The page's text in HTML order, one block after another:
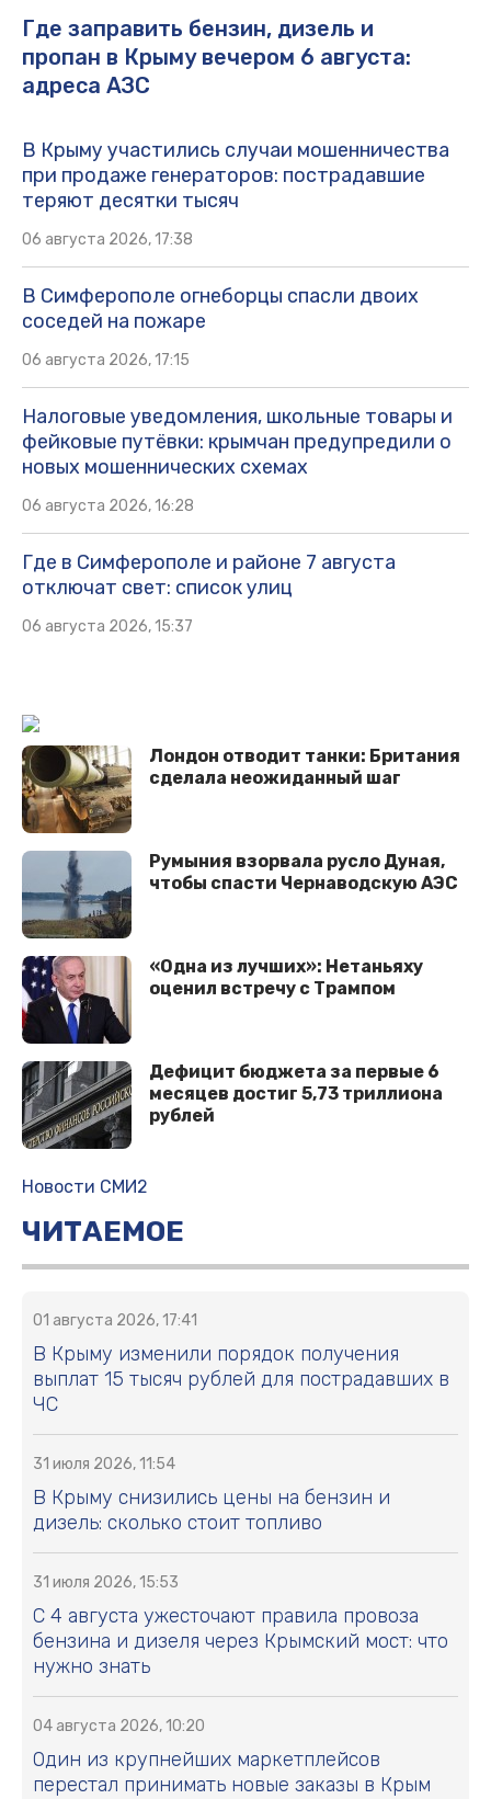
Где заправить бензин, дизель и
пропан в Крыму вечером 6 августа:
адреса АЗС
В Крыму участились случаи мошенничества
при продаже генераторов: пострадавшие
теряют десятки тысяч
06 августа 2026, 17:38
В Симферополе огнеборцы спасли двоих
соседей на пожаре
06 августа 2026, 17:15
Налоговые уведомления, школьные товары и
фейковые путёвки: крымчан предупредили о
новых мошеннических схемах
06 августа 2026, 16:28
Где в Симферополе и районе 7 августа
отключат свет: список улиц
06 августа 2026, 15:37
Лондон отводит танки: Британия
сделала неожиданный шаг
Румыния взорвала русло Дуная,
чтобы спасти Чернаводскую АЭС
«Одна из лучших»: Нетаньяху
оценил встречу с Трампом
Дефицит бюджета за первые 6
месяцев достиг 5,73 триллиона
рублей
Новости СМИ2
ЧИТАЕМОЕ
01 августа 2026, 17:41
В Крыму изменили порядок получения
выплат 15 тысяч рублей для пострадавших в
ЧС
31 июля 2026, 11:54
В Крыму снизились цены на бензин и
дизель: сколько стоит топливо
31 июля 2026, 15:53
С 4 августа ужесточают правила провоза
бензина и дизеля через Крымский мост: что
нужно знать
04 августа 2026, 10:20
Один из крупнейших маркетплейсов
перестал принимать новые заказы в Крым